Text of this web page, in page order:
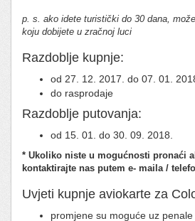
p. s. ako idete turistički do 30 dana,
koju dobijete u zračnoj luci
Razdoblje kupnje:
od 27. 12. 2017. do 07. 01.
do rasprodaje
Razdoblje putovanja:
od 15. 01. do 30. 09. 2018.
* Ukoliko niste u mogućnosti pronaći
kontaktirajte nas putem e- maila /
Uvjeti kupnje aviokarte za
promjene su moguće uz penale